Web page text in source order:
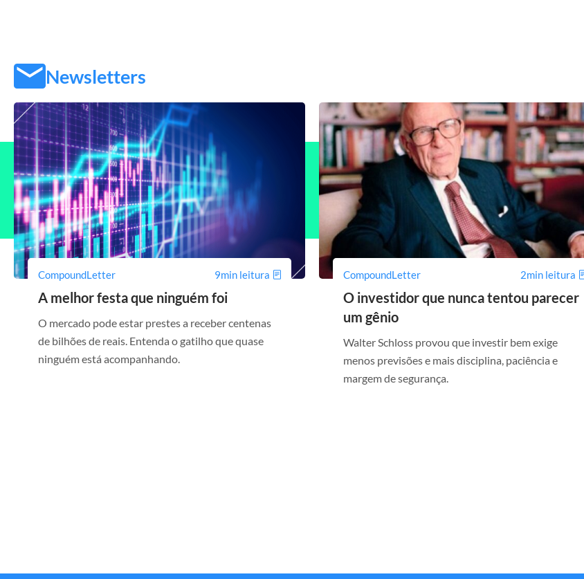
Newsletters
CompoundLetter 9min leitura
A melhor festa que ninguém foi
O mercado pode estar prestes a receber centenas
de bilhões de reais. Entenda o gatilho que quase
ninguém está acompanhando.
CompoundLetter 2min leitura
O investidor que nunca tentou parecer
um gênio
Walter Schloss provou que investir bem exige
menos previsões e mais disciplina, paciência e
margem de segurança.